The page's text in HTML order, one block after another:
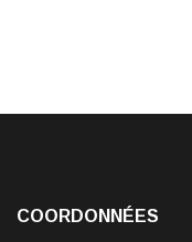
COORDONNÉES